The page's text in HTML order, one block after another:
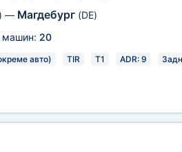
— Магдебург (DE)
машин: 20
авто) TIR T1 ADR: 9